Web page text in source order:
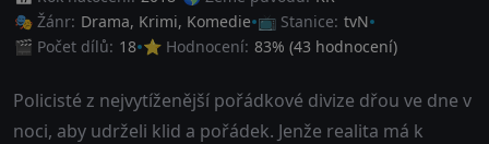
🎭 Žánr: Drama, Krimi, Komedie 📺 Stanice: tvN
🎬 Počet dílů: 18 ⭐ Hodnocení: 83% (43 hodnocení)
Policisté z nejvytíženější pořádkové divize dřou ve dne v
noci, aby udrželi klid a pořádek. Jenže realita má k